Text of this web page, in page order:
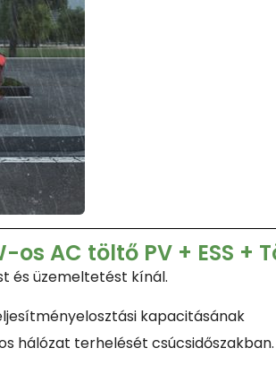
os AC töltő PV + ESS +
és üzemeltetést kínál.
kapacitásának
hálózat terhelését csúcsidőszakban.